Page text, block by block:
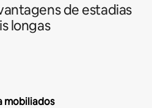
de estadias
longas
mobiliados